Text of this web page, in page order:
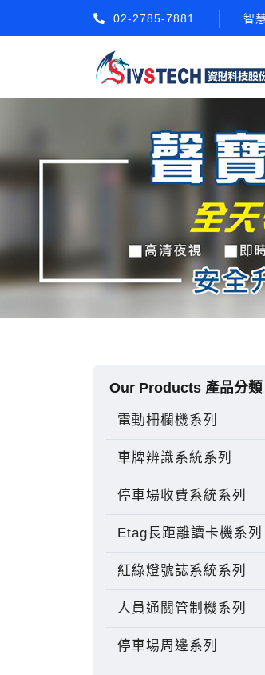
02-2785-7881 智
Our Products 產品分類
電動柵欄機系列
車牌辨識系統系列
停車場收費系統系列
Etag長距離讀卡機系列
紅綠燈號誌系統系列
人員通關管制機系列
停車場周邊系列